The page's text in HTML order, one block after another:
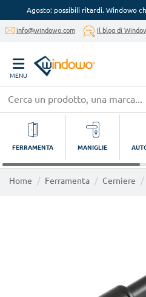
Agosto: possibili ritardi. Windowo
info@windowo.com Il blog di
MENU
FERRAMENTA MANIGLIE
Home Ferramenta Cerniere